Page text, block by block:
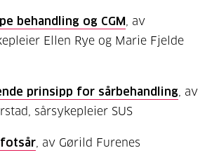
behandling og CGM , av
Ellen Rye og Marie Fjelde
prinsipp for sårbehandling, av
sårsykepleier SUS
fotsår, av Gørild Furenes